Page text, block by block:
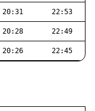
20:31 22:53
20:28 22:49
20:26 22:45